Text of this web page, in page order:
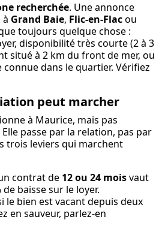
recherchée. Une annonce
Grand Baie, Flic-en-Flacou
toujours quelque chose :
disponibilité très courte (2 à 3
situé à 2 km du front de mer, ou
connue dans le quartier. Vérifiez
peut marcher
à Maurice, mais pas
passe par la relation, pas par
trois leviers qui marchent
contrat de 12 ou 24 moisvaut
baisse sur le loyer.
le bien est vacant depuis deux
en sauveur, parlez-en